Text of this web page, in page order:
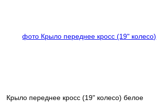
наличии
Крыло переднее кросс (19" колесо) белое